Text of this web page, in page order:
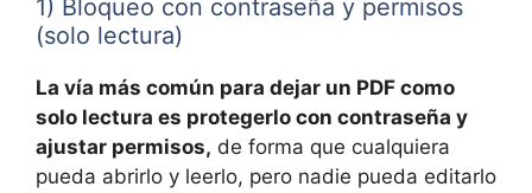
1) Bloqueo con contraseña y permisos
(solo lectura)
La vía más común para dejar un PDF como
solo lectura es protegerlo con contraseña y
ajustar permisos, de forma que cualquiera
pueda abrirlo y leerlo, pero nadie pueda editarlo